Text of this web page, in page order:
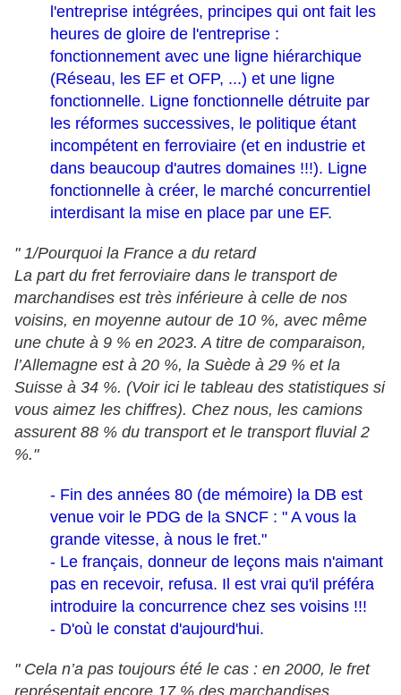
l'entreprise intégrées, principes qui ont fait les
heures de gloire de l'entreprise :
fonctionnement avec une ligne hiérarchique
(Réseau, les EF et OFP, ...) et une ligne
fonctionnelle. Ligne fonctionnelle détruite par
les réformes successives, le politique étant
incompétent en ferroviaire (et en industrie et
dans beaucoup d'autres domaines !!!). Ligne
fonctionnelle à créer, le marché concurrentiel
interdisant la mise en place par une EF.
" 1/Pourquoi la France a du retard
La part du fret ferroviaire dans le transport de
marchandises est très inférieure à celle de nos
voisins, en moyenne autour de 10 %, avec même
une chute à 9 % en 2023. A titre de comparaison,
l’Allemagne est à 20 %, la Suède à 29 % et la
Suisse à 34 %. (Voir ici le tableau des statistiques si
vous aimez les chiffres). Chez nous, les camions
assurent 88 % du transport et le transport fluvial 2
%."
- Fin des années 80 (de mémoire) la DB est
venue voir le PDG de la SNCF : " A vous la
grande vitesse, à nous le fret."
- Le français, donneur de leçons mais n'aimant
pas en recevoir, refusa. Il est vrai qu'il préféra
introduire la concurrence chez ses voisins !!!
- D'où le constat d'aujourd'hui.
" Cela n’a pas toujours été le cas : en 2000, le fret